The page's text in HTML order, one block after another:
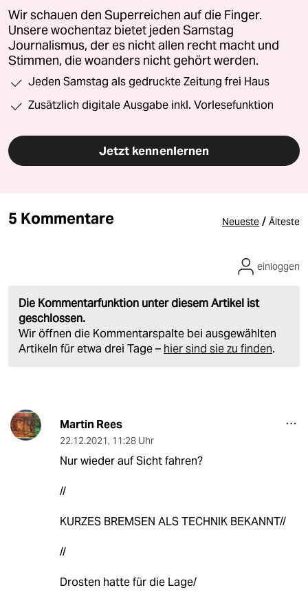
Wir schauen den Superreichen auf die Finger.
Unsere wochentaz bietet jeden Samstag
Journalismus, der es nicht allen recht macht und
Stimmen, die woanders nicht gehört werden.
Jeden Samstag als gedruckte Zeitung frei Haus
Zusätzlich digitale Ausgabe inkl. Vorlesefunktion
Jetzt kennenlernen
5 Kommentare Neueste / Älteste
Die Kommentarfunktion unter diesem Artikel ist
geschlossen.
Wir öffnen die Kommentarspalte bei ausgewählten
Artikeln für etwa drei Tage – hier sind sie zu finden.
einloggen
Martin Rees
22.12.2021, 11:28 Uhr
Nur wieder auf Sicht fahren?
//
KURZES BREMSEN ALS TECHNIK BEKANNT//
//
Drosten hatte für die Lage/